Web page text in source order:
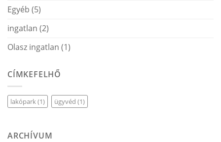
Egyéb (5)
ingatlan (2)
Olasz ingatlan (1)
CÍMKEFELHŐ
lakópark(1) ügyvéd (1)
ARCHÍVUM